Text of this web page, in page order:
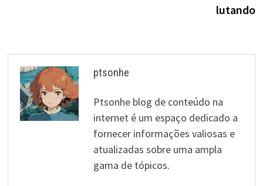
lutando
ptsonhe
Ptsonhe blog de conteúdo na
internet é um espaço dedicado a
fornecer informações valiosas e
atualizadas sobre uma ampla
gama de tópicos.